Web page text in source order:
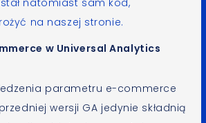
natomiast sam kod,
na naszej stronie.
w Universal Analytics
parametru e-commerce
wersji GA jedynie składnią